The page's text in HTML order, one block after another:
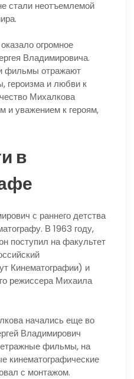
стали неотъемлемой
огромное
Владимировича.
фильмы отражают
героизма и любви к
Михалкова
и уважением к героям,
в
с раннего детства
В 1963 году,
поступил на факультет
Кинематографии) и
режиссера Михаила
начались еще во
Владимирович
фильмы, на
кинематографические
с монтажом.